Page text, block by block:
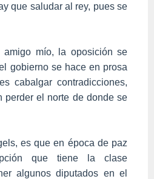
que saludar al rey, pues se
mío, la oposición se
gobierno se hace en prosa
cabalgar contradicciones,
perder el norte de donde se
es que en época de paz
que tiene la clase
algunos diputados en el